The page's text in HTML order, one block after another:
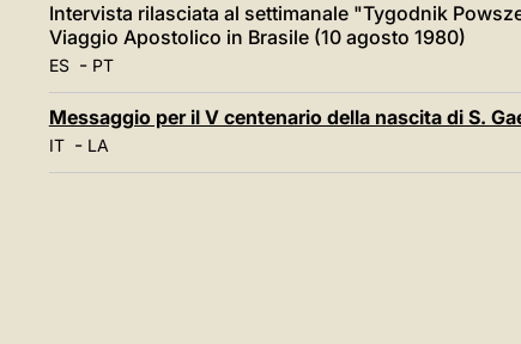
Intervista rilasciata al settimanale "Tygodnik
Viaggio Apostolico in Brasile (10 agosto 1980)
ES- PT
Messaggio per il V centenario della nascita di S.
IT- LA